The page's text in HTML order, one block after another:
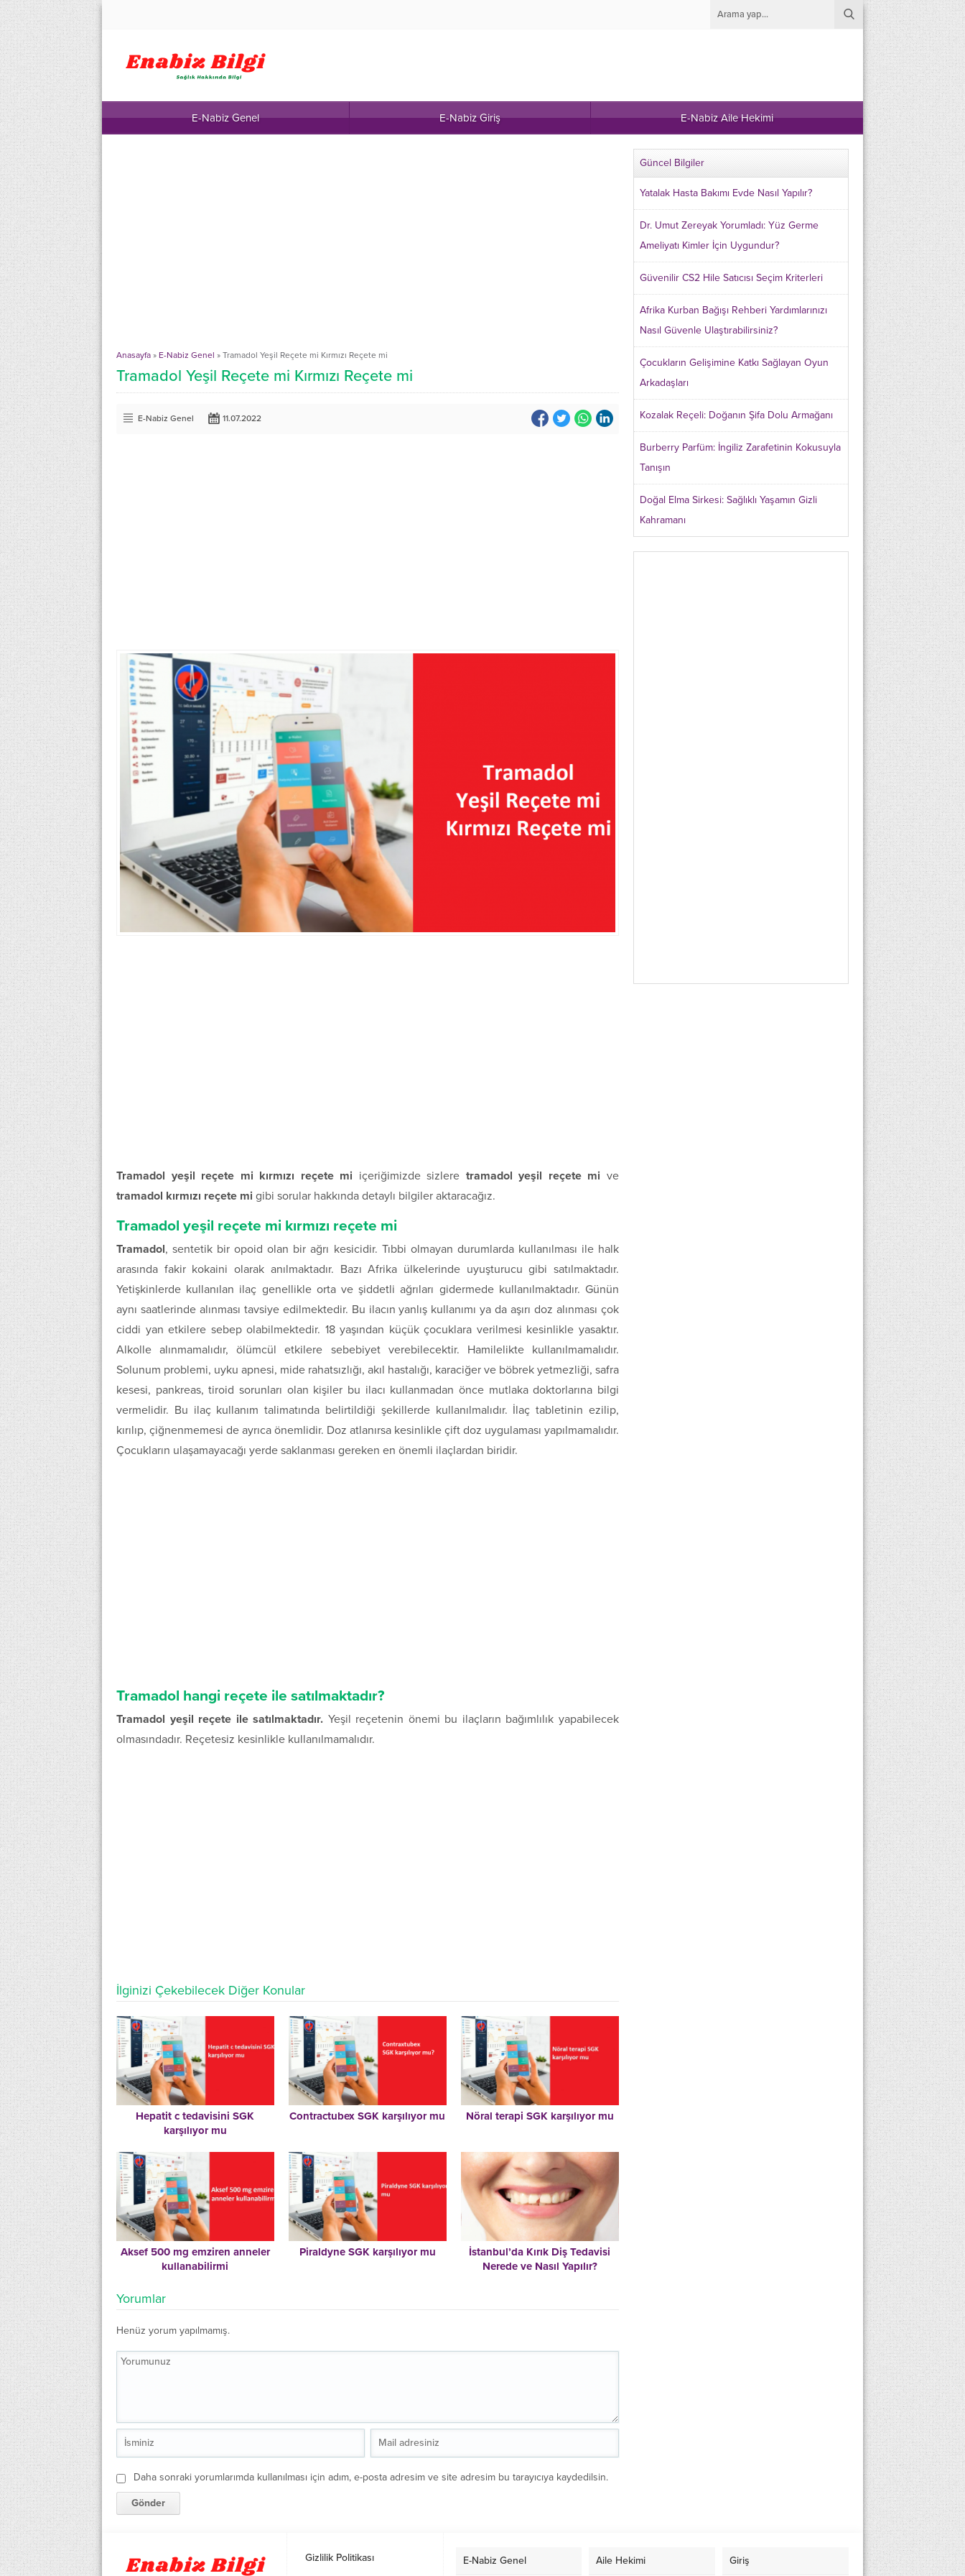
E-Nabiz Genel E-Nabiz Giriş E-Nabiz Aile Hekimi
Anasayfa » E-Nabiz Genel » Tramadol Yeşil Reçete mi Kırmızı Reçete mi
Tramadol Yeşil Reçete mi Kırmızı Reçete mi
E-Nabiz Genel 11.07.2022
Tramadol yeşil reçete mi kırmızı reçete mi içeriğimizde sizlere tramadol yeşil reçete mi ve
tramadol kırmızı reçete mi gibi sorular hakkında detaylı bilgiler aktaracağız.
Tramadol yeşil reçete mi kırmızı reçete mi
Tramadol, sentetik bir opoid olan bir ağrı kesicidir. Tıbbi olmayan durumlarda kullanılması ile halk
arasında fakir kokaini olarak anılmaktadır. Bazı Afrika ülkelerinde uyuşturucu gibi satılmaktadır.
Yetişkinlerde kullanılan ilaç genellikle orta ve şiddetli ağrıları gidermede kullanılmaktadır. Günün
aynı saatlerinde alınması tavsiye edilmektedir. Bu ilacın yanlış kullanımı ya da aşırı doz alınması çok
ciddi yan etkilere sebep olabilmektedir. 18 yaşından küçük çocuklara verilmesi kesinlikle yasaktır.
Alkolle alınmamalıdır, ölümcül etkilere sebebiyet verebilecektir. Hamilelikte kullanılmamalıdır.
Solunum problemi, uyku apnesi, mide rahatsızlığı, akıl hastalığı, karaciğer ve böbrek yetmezliği, safra
kesesi, pankreas, tiroid sorunları olan kişiler bu ilacı kullanmadan önce mutlaka doktorlarına bilgi
vermelidir. Bu ilaç kullanım talimatında belirtildiği şekillerde kullanılmalıdır. İlaç tabletinin ezilip,
kırılıp, çiğnenmemesi de ayrıca önemlidir. Doz atlanırsa kesinlikle çift doz uygulaması yapılmamalıdır.
Çocukların ulaşamayacağı yerde saklanması gereken en önemli ilaçlardan biridir.
Tramadol hangi reçete ile satılmaktadır?
Tramadol yeşil reçete ile satılmaktadır. Yeşil reçetenin önemi bu ilaçların bağımlılık yapabilecek
olmasındadır. Reçetesiz kesinlikle kullanılmamalıdır.
İlginizi Çekebilecek Diğer Konular
Hepatit c tedavisini SGK
karşılıyor mu
Contractubex SGK karşılıyor mu Nöral terapi SGK karşılıyor mu
Aksef 500 mg emziren anneler
kullanabilirmi
Piraldyne SGK karşılıyor mu
İstanbul’da Kırık Diş Tedavisi
Nerede ve Nasıl Yapılır?
Yorumlar
Henüz yorum yapılmamış.
Daha sonraki yorumlarımda kullanılması için adım, e-posta adresim ve site adresim bu tarayıcıya kaydedilsin.
Güncel Bilgiler
Yatalak Hasta Bakımı Evde Nasıl Yapılır?
Dr. Umut Zereyak Yorumladı: Yüz Germe
Ameliyatı Kimler İçin Uygundur?
Güvenilir CS2 Hile Satıcısı Seçim Kriterleri
Afrika Kurban Bağışı Rehberi Yardımlarınızı
Nasıl Güvenle Ulaştırabilirsiniz?
Çocukların Gelişimine Katkı Sağlayan Oyun
Arkadaşları
Kozalak Reçeli: Doğanın Şifa Dolu Armağanı
Burberry Parfüm: İngiliz Zarafetinin Kokusuyla
Tanışın
Doğal Elma Sirkesi: Sağlıklı Yaşamın Gizli
Kahramanı
Gizlilik Politikası E-Nabiz Genel Aile Hekimi Giriş